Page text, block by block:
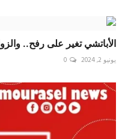
الأباتشي تغير على رفح..
يونيو 2, 2024 0